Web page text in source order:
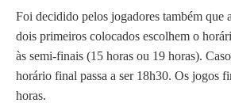
Foi decidido pelos jogadores também que
dois primeiros colocados escolhem o
às semi-finais (15 horas ou 19 horas).
horário final passa a ser 18h30. Os jogos
horas.